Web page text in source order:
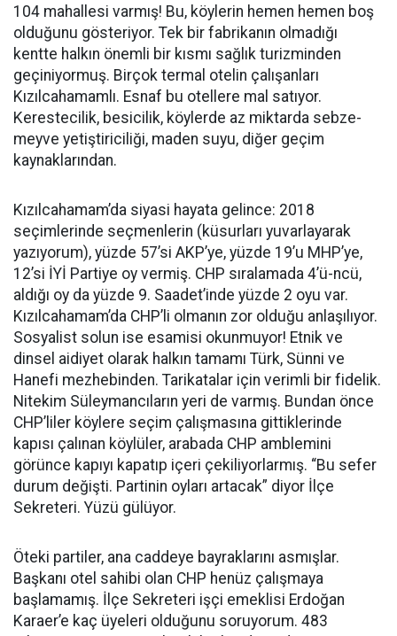
104 mahallesi varmış! Bu, köylerin hemen hemen boş
olduğunu gösteriyor. Tek bir fabrikanın olmadığı
kentte halkın önemli bir kısmı sağlık turizminden
geçiniyormuş. Birçok termal otelin çalışanları
Kızılcahamamlı. Esnaf bu otellere mal satıyor.
Kerestecilik, besicilik, köylerde az miktarda sebze-
meyve yetiştiriciliği, maden suyu, diğer geçim
kaynaklarından.
Kızılcahamam’da siyasi hayata gelince: 2018
seçimlerinde seçmenlerin (küsurları yuvarlayarak
yazıyorum), yüzde 57’si AKP’ye, yüzde 19’u MHP’ye,
12’si İYİ Partiye oy vermiş. CHP sıralamada 4’ü-ncü,
aldığı oy da yüzde 9. Saadet’inde yüzde 2 oyu var.
Kızılcahamam’da CHP’li olmanın zor olduğu anlaşılıyor.
Sosyalist solun ise esamisi okunmuyor! Etnik ve
dinsel aidiyet olarak halkın tamamı Türk, Sünni ve
Hanefi mezhebinden. Tarikatalar için verimli bir fidelik.
Nitekim Süleymancıların yeri de varmış. Bundan önce
CHP’liler köylere seçim çalışmasına gittiklerinde
kapısı çalınan köylüler, arabada CHP amblemini
görünce kapıyı kapatıp içeri çekiliyorlarmış. “Bu sefer
durum değişti. Partinin oyları artacak” diyor İlçe
Sekreteri. Yüzü gülüyor.
Öteki partiler, ana caddeye bayraklarını asmışlar.
Başkanı otel sahibi olan CHP henüz çalışmaya
başlamamış. İlçe Sekreteri işçi emeklisi Erdoğan
Karaer’e kaç üyeleri olduğunu soruyorum. 483